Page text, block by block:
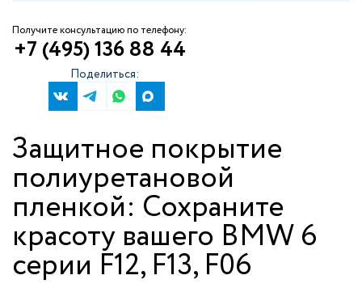
Получите консультацию по телефону:
+7 (495) 136 88 44
Поделиться:
Защитное покрытие
полиуретановой
пленкой: Сохраните
красоту вашего BMW 6
серии F12, F13, F06